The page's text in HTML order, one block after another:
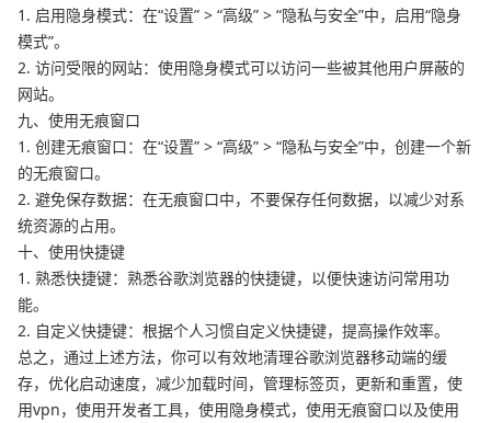
1. 启用隐身模式：在“设置” > “高级” > “隐私与安全”中，启用“隐身
模式”。
2. 访问受限的网站：使用隐身模式可以访问一些被其他用户屏蔽的
网站。
九、使用无痕窗口
1. 创建无痕窗口：在“设置” > “高级” > “隐私与安全”中，创建一个新
的无痕窗口。
2. 避免保存数据：在无痕窗口中，不要保存任何数据，以减少对系
统资源的占用。
十、使用快捷键
1. 熟悉快捷键：熟悉谷歌浏览器的快捷键，以便快速访问常用功
能。
2. 自定义快捷键：根据个人习惯自定义快捷键，提高操作效率。
总之，通过上述方法，你可以有效地清理谷歌浏览器移动端的缓
存，优化启动速度，减少加载时间，管理标签页，更新和重置，使
用vpn，使用开发者工具，使用隐身模式，使用无痕窗口以及使用